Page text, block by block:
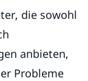
die sowohl
anbieten,
Probleme